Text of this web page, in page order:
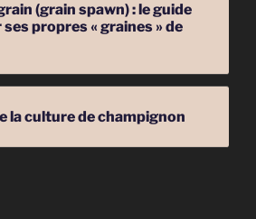
(grain spawn) : le guide
propres « graines » de
la culture de champignon